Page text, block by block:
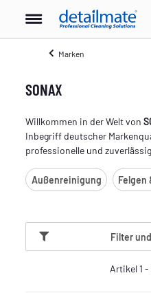
Marken
SONAX
Willkommen in der Welt von
Inbegriff deutscher
professionelle und
Außenreinigung Felgen
Filter
Artikel 1